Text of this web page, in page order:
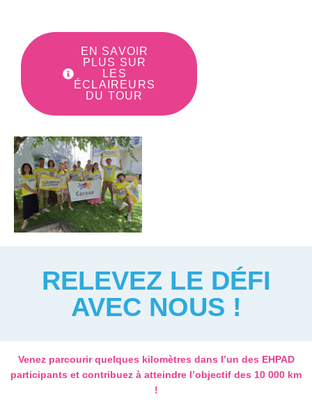
EN SAVOIR
PLUS SUR
LES
ÉCLAIREURS
DU TOUR
RELEVEZ LE DÉFI
AVEC NOUS !
Venez parcourir quelques kilomètres dans l’un des EHPAD
participants et contribuez à atteindre l’objectif des 10 000 km
!